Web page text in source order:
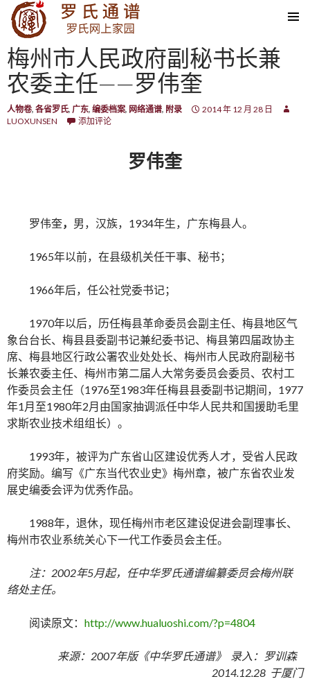
SKIP TO CONTENT
梅州市人民政府副秘书长兼
农委主任——罗伟奎
人物卷, 各省罗氏, 广东, 编委档案, 网络通谱, 附录
2014 年 12 月 28 日
LUOXUNSEN
添加评论
罗伟奎
罗伟奎， 男，汉族，1934年生，广东梅县人。
1965年以前，在县级机关任干事、秘书；
1966年后，任公社党委书记；
1970年以后，历任梅县革命委员会副主任、梅县地区气
象台台长、梅县县委副书记兼纪委书记、梅县第四届政协主
席、梅县地区行政公署农业处处长、梅州市人民政府副秘书
长兼农委主任、梅州市第二届人大常务委员会委员、农村工
作委员会主任（1976至1983年任梅县县委副书记期间，1977
年1月至1980年2月由国家抽调派任中华人民共和国援助毛里
求斯农业技术组组长）。
1993年，被评为广东省山区建设优秀人才，受省人民政
府奖励。编写《广东当代农业史》梅州章，被广东省农业发
展史编委会评为优秀作品。
1988年，退休，现任梅州市老区建设促进会副理事长、
梅州市农业系统关心下一代工作委员会主任。
注：2002年5月起，任中华罗氏通谱编纂委员会梅州联
络处主任。
阅读原文： http://www.hualuoshi.com/?p=4804
来源：2007年版《中华罗氏通谱》 录入：罗训森
2014.12.28 于厦门